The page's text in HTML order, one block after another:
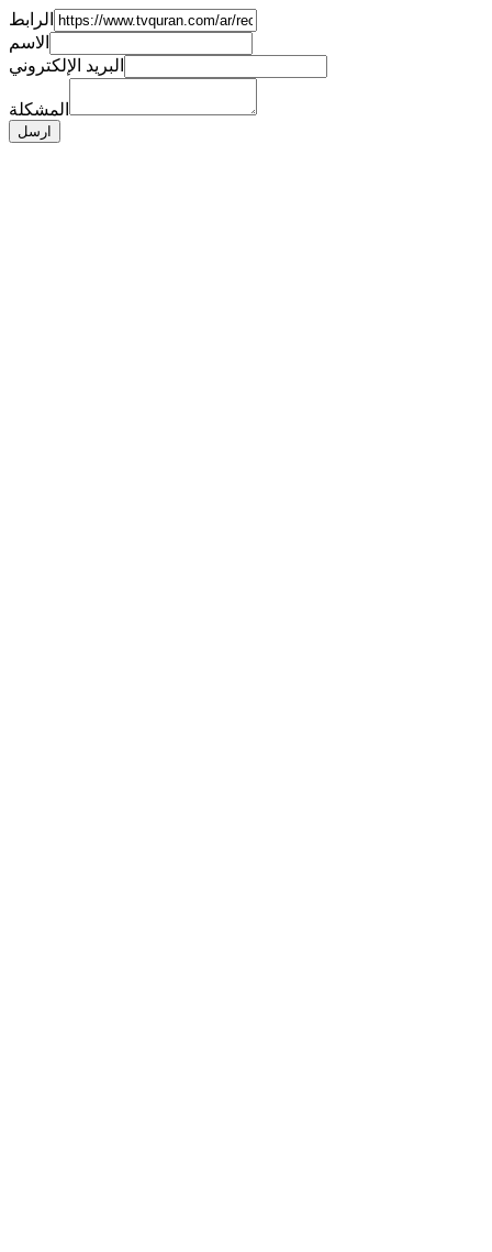
الرابط
الاسم
البريد الإلكتروني
المشكلة
ارسل